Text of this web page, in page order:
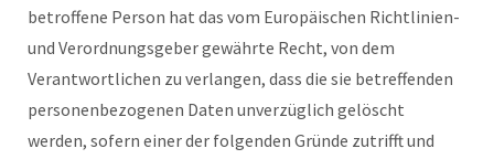
betroffene Person hat das vom Europäischen Richtlinien-
und Verordnungsgeber gewährte Recht, von dem
Verantwortlichen zu verlangen, dass die sie betreffenden
personenbezogenen Daten unverzüglich gelöscht
werden, sofern einer der folgenden Gründe zutrifft und